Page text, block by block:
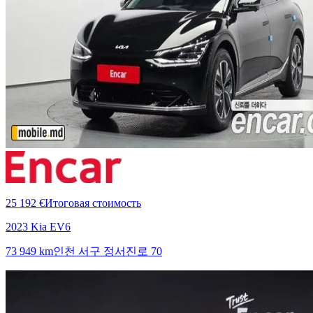
25 192 €Итоговая стоимость
2023 Kia EV6
73 949 km인천 서구 정서진로 70